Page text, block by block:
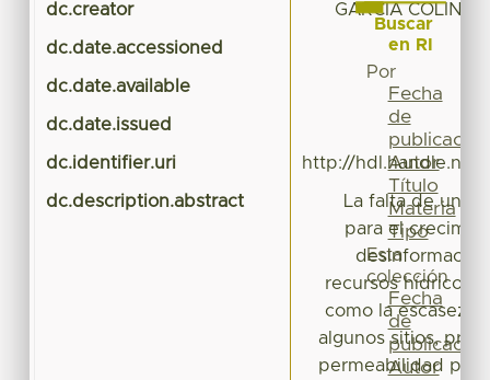
dc.creator GARCIA COLIN,
dc.date.accessioned
dc.date.available
dc.date.issued
dc.identifier.uri http://hdl.handle.net/
dc.description.abstract
La falta de una
para el
recursos hídricos,
como la escasez
algunos sitios,
permeabilidad por
Buscar
en RI
Por
Fecha
de
publicación
Autor
Título
Materia
Tipo
Esta
colección
Fecha
de
publicación
Autor